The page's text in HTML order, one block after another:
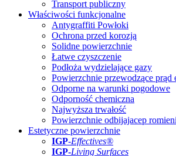
Transport publiczny
Właściwości funkcjonalne
Antygraffiti Powłoki
Ochrona przed korozją
Solidne powierzchnie
Łatwe czyszczenie
Podłoża wydzielające gazy
Powierzchnie przewodzące prąd
Odporne na warunki pogodowe
Odporność chemiczna
Najwyższa trwałość
Powierzchnie odbijajacep
Estetyczne powierzchnie
IGP-Effectives®
IGP-Living Surfaces